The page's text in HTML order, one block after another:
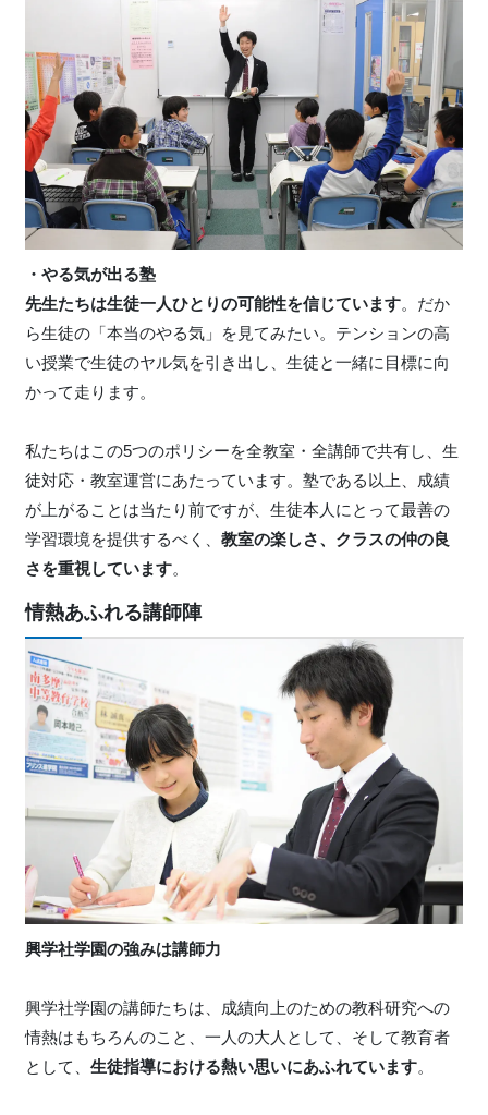
・やる気が出る塾
先生たちは生徒一人ひとりの可能性を信じています。だか
ら生徒の「本当のやる気」を見てみたい。テンションの高
い授業で生徒のヤル気を引き出し、生徒と一緒に目標に向
かって走ります。
私たちはこの5つのポリシーを全教室・全講師で共有し、生
徒対応・教室運営にあたっています。塾である以上、成績
が上がることは当たり前ですが、生徒本人にとって最善の
学習環境を提供するべく、 教室の楽しさ、クラスの仲の良
さを重視しています。
情熱あふれる講師陣
興学社学園の強みは講師力
興学社学園の講師たちは、成績向上のための教科研究への
情熱はもちろんのこと、一人の大人として、そして教育者
として、 生徒指導における熱い思いにあふれています。